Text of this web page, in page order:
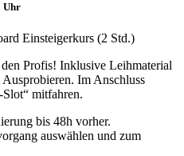
Uhr
Einsteigerkurs (2 Std.)
Profis! Inklusive Leihmaterial
Im Anschluss
mitfahren.
bis 48h vorher.
auswählen und zum